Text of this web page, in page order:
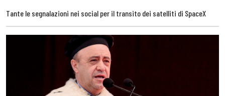
Tante le segnalazioni nei social per il transito dei satelliti di SpaceX